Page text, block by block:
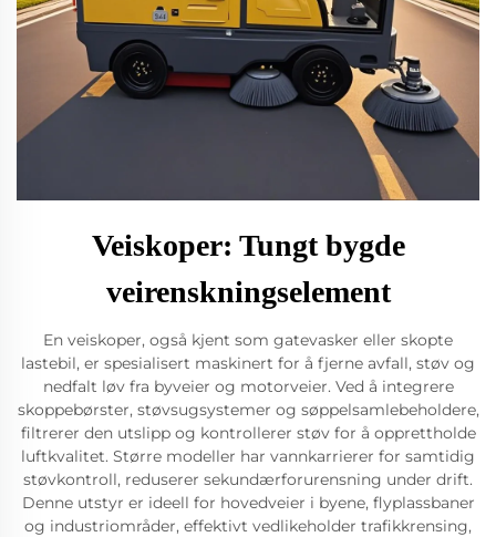
Veiskoper: Tungt bygde
veirenskningselement
En veiskoper, også kjent som gatevasker eller skopte
lastebil, er spesialisert maskinert for å fjerne avfall, støv og
nedfalt løv fra byveier og motorveier. Ved å integrere
skoppebørster, støvsugsystemer og søppelsamlebeholdere,
filtrerer den utslipp og kontrollerer støv for å opprettholde
luftkvalitet. Større modeller har vannkarrierer for samtidig
støvkontroll, reduserer sekundærforurensning under drift.
Denne utstyr er ideell for hovedveier i byene, flyplassbaner
og industriområder, effektivt vedlikeholder trafikkrensing,